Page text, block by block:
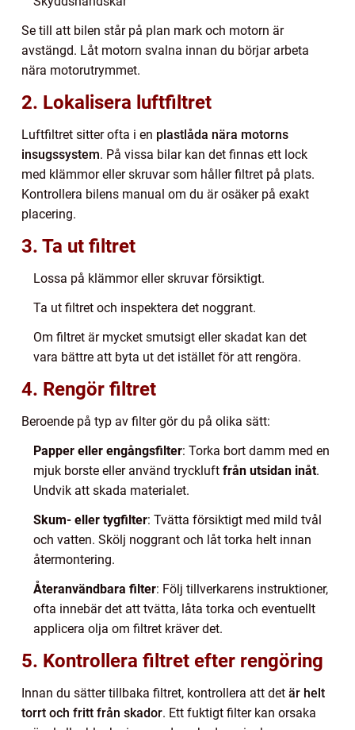
Se till att bilen står på plan mark och motorn är
avstängd. Låt motorn svalna innan du börjar arbeta
nära motorutrymmet.
2. Lokalisera luftfiltret
Luftfiltret sitter ofta i en plastlåda nära motorns
insugssystem. På vissa bilar kan det finnas ett lock
med klämmor eller skruvar som håller filtret på plats.
Kontrollera bilens manual om du är osäker på exakt
placering.
3. Ta ut filtret
Lossa på klämmor eller skruvar försiktigt.
Ta ut filtret och inspektera det noggrant.
Om filtret är mycket smutsigt eller skadat kan det
vara bättre att byta ut det istället för att rengöra.
4. Rengör filtret
Beroende på typ av filter gör du på olika sätt:
Papper eller engångsfilter: Torka bort damm med en
mjuk borste eller använd tryckluft från utsidan inåt.
Undvik att skada materialet.
Skum- eller tygfilter: Tvätta försiktigt med mild tvål
och vatten. Skölj noggrant och låt torka helt innan
återmontering.
Återanvändbara filter: Följ tillverkarens instruktioner,
ofta innebär det att tvätta, låta torka och eventuellt
applicera olja om filtret kräver det.
5. Kontrollera filtret efter rengöring
Innan du sätter tillbaka filtret, kontrollera att det är helt
torrt och fritt från skador. Ett fuktigt filter kan orsaka